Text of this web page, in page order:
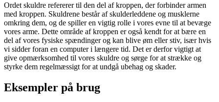
Ordet skuldre refererer til den del af kroppen, der forbinder armen
med kroppen. Skuldrene består af skulderleddene og musklerne
omkring dem, og de spiller en vigtig rolle i vores evne til at bevæge
vores arme. Dette område af kroppen er også kendt for at bære en
del af vores fysiske spændinger og kan blive øm eller stiv, især hvis
vi sidder foran en computer i længere tid. Det er derfor vigtigt at
give opmærksomhed til vores skuldre og sørge for at strække og
styrke dem regelmæssigt for at undgå ubehag og skader.
Eksempler på brug